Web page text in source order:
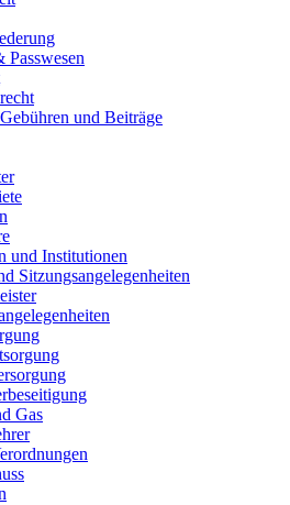
Passwesen
und Beiträge
und Institutionen
Sitzungsangelegenheiten
Gas